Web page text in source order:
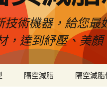
技術機器，給您
，達到紓壓、美
隔空減脂 隔空減脂